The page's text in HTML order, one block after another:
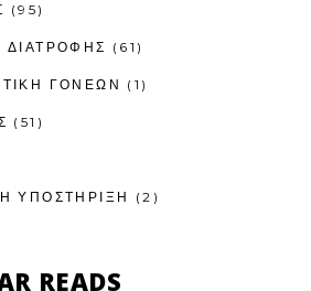
(95)
(61)
ΓΟΝΈΩΝ (1)
(51)
ΥΠΟΣΤΉΡΙΞΗ (2)
READS